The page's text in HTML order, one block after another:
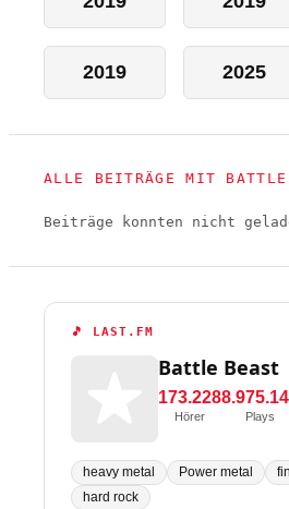
2019 2025
ALLE BEITRÄGE MIT BATTLE
Beiträge konnten nicht
🎵 LAST.FM
Battle Beast
173.228
Hörer Plays
heavy metal Power metal
hard rock